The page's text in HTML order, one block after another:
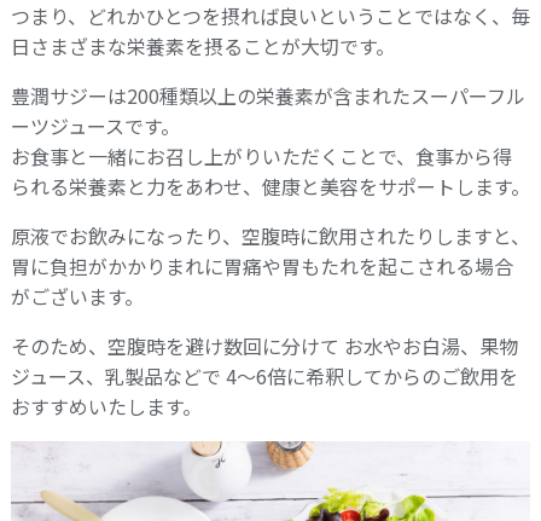
つまり、どれかひとつを摂れば良いということではなく、毎
日さまざまな栄養素を摂ることが大切です。
豊潤サジーは200種類以上の栄養素が含まれたスーパーフル
ーツジュースです。
お食事と一緒にお召し上がりいただくことで、食事から得
られる栄養素と力をあわせ、健康と美容をサポートします。
原液でお飲みになったり、空腹時に飲用されたりしますと、
胃に負担がかかりまれに胃痛や胃もたれを起こされる場合
がございます。
そのため、空腹時を避け数回に分けて お水やお白湯、果物
ジュース、乳製品などで 4～6倍に希釈してからのご飲用を
おすすめいたします。